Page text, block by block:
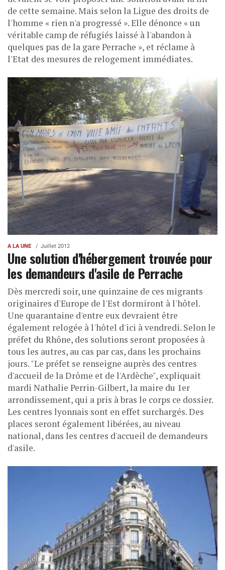
de cette semaine. Mais selon la Ligue des droits de
l'homme « rien n'a progressé ». Elle dénonce « un
véritable camp de réfugiés laissé à l'abandon à
quelques pas de la gare Perrache », et réclame à
l'Etat des mesures de relogement immédiates.
A LA UNE Juillet 2012
Une solution d'hébergement trouvée pour
les demandeurs d'asile de Perrache
Dès mercredi soir, une quinzaine de ces migrants
originaires d'Europe de l'Est dormiront à l'hôtel.
Une quarantaine d'entre eux devraient être
également relogée à l'hôtel d'ici à vendredi. Selon le
préfet du Rhône, des solutions seront proposées à
tous les autres, au cas par cas, dans les prochains
jours. "Le préfet se renseigne auprès des centres
d'accueil de la Drôme et de l'Ardèche", expliquait
mardi Nathalie Perrin-Gilbert, la maire du 1er
arrondissement, qui a pris à bras le corps ce dossier.
Les centres lyonnais sont en effet surchargés. Des
places seront également libérées, au niveau
national, dans les centres d'accueil de demandeurs
d'asile.